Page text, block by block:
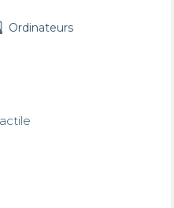
Ordinateurs